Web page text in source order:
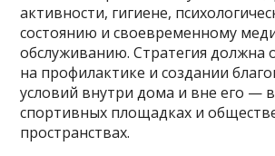
активности, гигиене,
состоянию и своевременному
обслуживанию. Стратегия должна
на профилактике и создании
условий внутри дома и вне его —
спортивных площадках и
пространствах.